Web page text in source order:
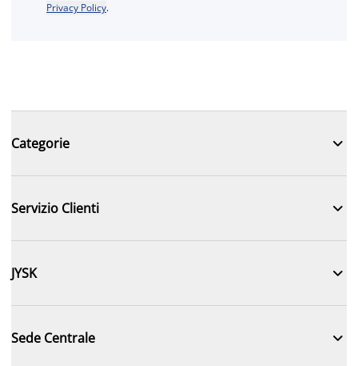
Privacy Policy.
Categorie 
Servizio Clienti 
JYSK 
Sede Centrale 